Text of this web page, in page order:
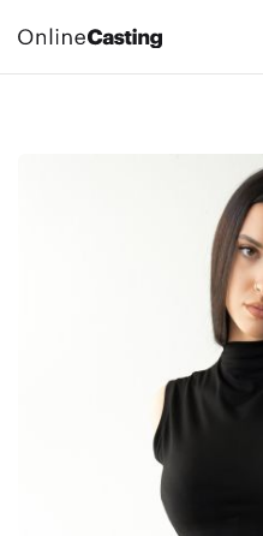
CASTINGS &